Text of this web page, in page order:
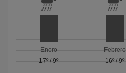
Enero
17º /9º
Febrero
16º / 9º